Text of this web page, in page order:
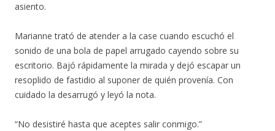
asiento.
Marianne trató de atender a la case cuando escuchó el
sonido de una bola de papel arrugado cayendo sobre su
escritorio. Bajó rápidamente la mirada y dejó escapar un
resoplido de fastidio al suponer de quién provenía. Con
cuidado la desarrugó y leyó la nota.
“No desistiré hasta que aceptes salir conmigo.”